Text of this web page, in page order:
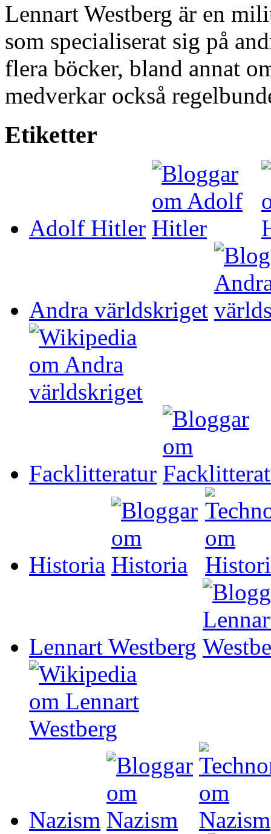
Lennart Westberg är en
som specialiserat sig på
flera böcker, bland annat
medverkar också
Etiketter
Adolf Hitler
Andra världskriget
Facklitteratur
Historia
Lennart Westberg
Nazism